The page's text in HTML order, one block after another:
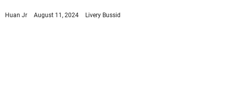
Huan Jr August 11, 2024 Livery Bussid